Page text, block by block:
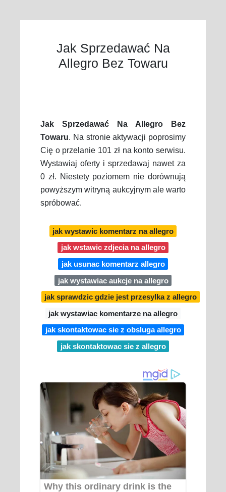
Jak Sprzedawać Na
Allegro Bez Towaru
Jak Sprzedawać Na Allegro Bez
Towaru. Na stronie aktywacji poprosimy
Cię o przelanie 101 zł na konto serwisu.
Wystawiaj oferty i sprzedawaj nawet za
0 zł. Niestety poziomem nie dorównują
powyższym witryną aukcyjnym ale warto
spróbować.
jak wystawic komentarz na allegro
jak wstawic zdjecia na allegro
jak usunac komentarz allegro
jak wystawiac aukcje na allegro
jak sprawdzic gdzie jest przesylka z allegro
jak wystawiac komentarze na allegro
jak skontaktowac sie z obsluga allegro
jak skontaktowac sie z allegro